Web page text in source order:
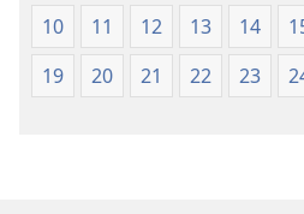
10
11 12 13 14
19
20 21 22 23